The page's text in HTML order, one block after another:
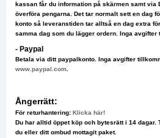
kassan får du information på skärmen samt via
överföra pengarna. Det tar normalt sett en dag
konto så leveranstiden tar alltså en dag extra
samma dag som du lägger ordern. Inga avgifter
- Paypal
Betala via ditt paypalkonto. Inga avgifter
www.paypal.com
Ångerrätt:
För returhantering: Klicka här!
Du har alltid öppet köp och bytesrätt i 14 dagar.
du eller ditt ombud mottagit paket.